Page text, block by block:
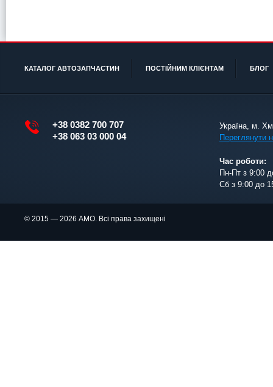
КАТАЛОГ АВТОЗАПЧАСТИН ПОСТІЙНИМ КЛІЄНТАМ БЛОГ
+38 0382 700 707
+38 063 03 000 04
Україна, м.
Переглянути
Час роботи:
Пн-Пт з 9:00
Сб з 9:00 до
© 2015 — 2026 АМО. Всі права захищені